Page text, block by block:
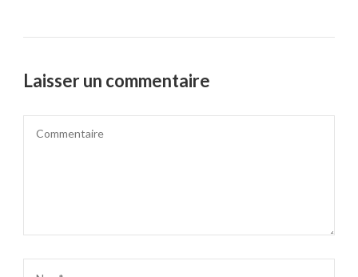
Laisser un commentaire